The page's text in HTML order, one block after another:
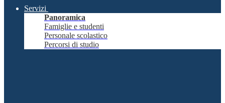
Servizi
Panoramica
Famiglie e studenti
Personale scolastico
Percorsi di studio